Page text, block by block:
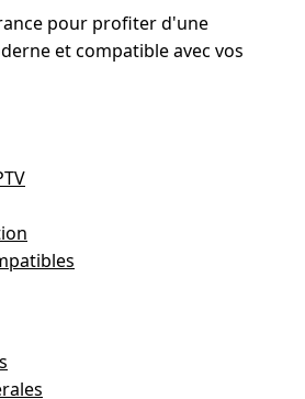
pour profiter d'une
et compatible avec vos